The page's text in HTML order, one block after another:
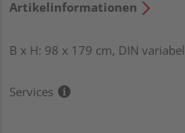
Artikelinformationen
B x H: 98 x 179 cm, DIN variabel
Services